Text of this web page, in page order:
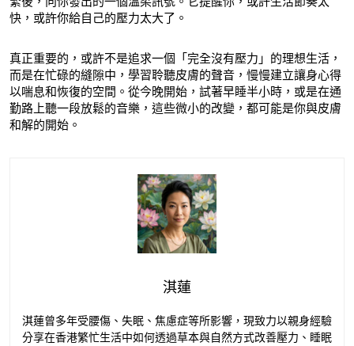
快，或許你給自己的壓力太大了。
真正重要的，或許不是追求一個「完全沒有壓力」的理想生活，
而是在忙碌的縫隙中，學習聆聽皮膚的聲音，慢慢建立讓身心得
以喘息和恢復的空間。從今晚開始，試著早睡半小時，或是在通
勤路上聽一段放鬆的音樂，這些微小的改變，都可能是你與皮膚
和解的開始。
淇蓮
淇蓮曾多年受腰傷、失眠、焦慮症等所影響，現致力以親身經驗
分享在香港繁忙生活中如何透過草本與自然方式改善壓力、睡眠